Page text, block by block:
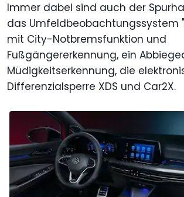
Immer dabei sind auch der
das Umfeldbeobachtungssystem
mit City-Notbremsfunktion und
Fußgängererkennung, ein
Müdigkeitserkennung, die
Differenzialsperre XDS und Car2X.